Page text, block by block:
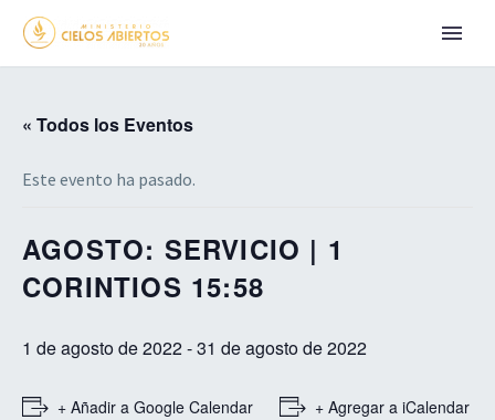
« Todos los Eventos
Este evento ha pasado.
AGOSTO: SERVICIO | 1
CORINTIOS 15:58
1 de agosto de 2022-31 de agosto de 2022
+ Añadir a Google Calendar + Agregar a iCalendar